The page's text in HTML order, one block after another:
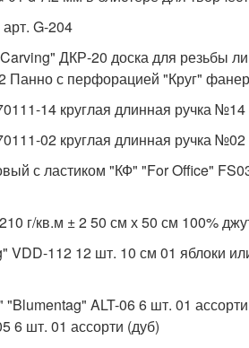
G-204
ДКР-20 доска для резьбы
Панно с перфорацией "Круг"
14 круглая длинная ручка №14
02 круглая длинная ручка №02
с ластиком "КФ" "For Office"
г/кв.м ± 2 50 см х 50 см 100%
VDD-112 12 шт. 10 см 01 яблоки
ALT-06 6 шт. 01
6 шт. 01 ассорти (дуб)